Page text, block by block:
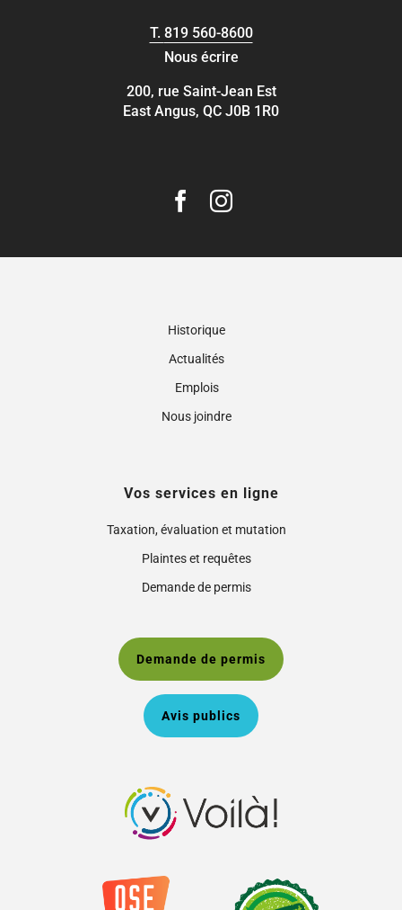
T. 819 560-8600
Nous écrire
200, rue Saint-Jean Est
East Angus, QC J0B 1R0
Historique
Actualités
Emplois
Nous joindre
Vos services en ligne
Taxation, évaluation et mutation
Plaintes et requêtes
Demande de permis
Demande de permis
Avis publics